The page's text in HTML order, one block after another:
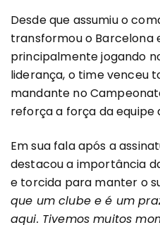
Desde que assumiu o
transformou o Barcelona
principalmente jogando
liderança, o time venceu
mandante no
reforça a força da equipe
Em sua fala após a
destacou a importância
e torcida para manter o
que um clube e é um
aqui. Tivemos muitos